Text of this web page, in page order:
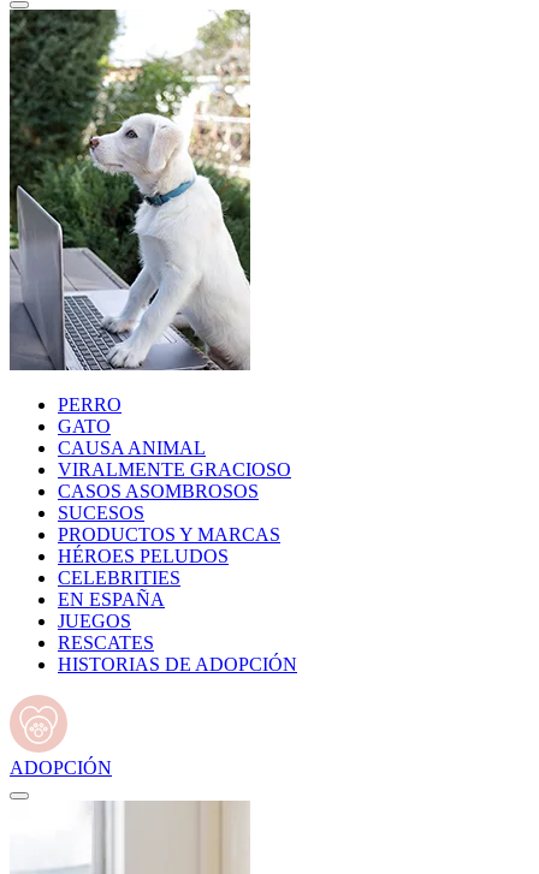
PERRO
GATO
CAUSA ANIMAL
VIRALMENTE GRACIOSO
CASOS ASOMBROSOS
SUCESOS
PRODUCTOS Y MARCAS
HÉROES PELUDOS
CELEBRITIES
EN ESPAÑA
JUEGOS
RESCATES
HISTORIAS DE ADOPCIÓN
ADOPCIÓN